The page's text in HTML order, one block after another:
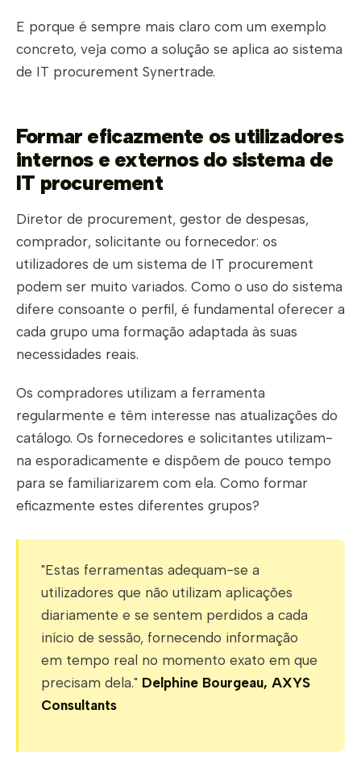
E porque é sempre mais claro com um exemplo
concreto, veja como a solução se aplica ao sistema
de IT procurement Synertrade.
Formar eficazmente os utilizadores
internos e externos do sistema de
IT procurement
Diretor de procurement, gestor de despesas,
comprador, solicitante ou fornecedor: os
utilizadores de um sistema de IT procurement
podem ser muito variados. Como o uso do sistema
difere consoante o perfil, é fundamental oferecer a
cada grupo uma formação adaptada às suas
necessidades reais.
Os compradores utilizam a ferramenta
regularmente e têm interesse nas atualizações do
catálogo. Os fornecedores e solicitantes utilizam-
na esporadicamente e dispõem de pouco tempo
para se familiarizarem com ela. Como formar
eficazmente estes diferentes grupos?
"Estas ferramentas adequam-se a
utilizadores que não utilizam aplicações
diariamente e se sentem perdidos a cada
início de sessão, fornecendo informação
em tempo real no momento exato em que
precisam dela." Delphine Bourgeau, AXYS
Consultants